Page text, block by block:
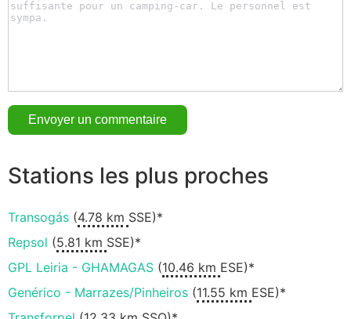
Stations les plus proches
Transogás (4.78 km SSE)*
Repsol (5.81 km SSE)*
GPL Leiria - GHAMAGAS (10.46 km ESE)*
Genérico - Marrazes/Pinheiros (11.55 km ESE)*